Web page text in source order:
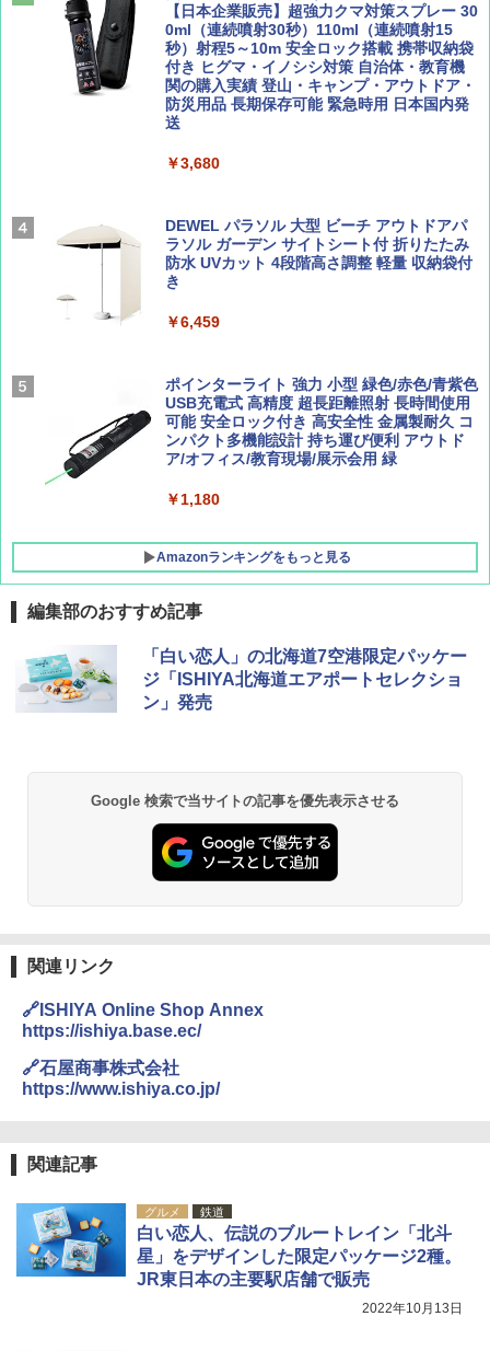
￥1,540
AIRLINE（エアライン）2026年9月号【特
BE-PAL(ビ-パル) 2026年 9 月号【特別付録:
SOTO ミニマル"旅"財布 ランダム2種】
￥1,500
ァキア 2026～2027 地球の歩き方A ヨーロッ
パ
￥2,277
地球の歩き方 スター・ウォーズ
￥2,695
新しい日本地理 地図・統計・移動から読み
解く (講談社現代新書)
￥1,540
￥4,980
ENDLESS BASE 《めざましテレビで紹介》
テント ワンタッチ RENEW 幅200 2-3人用 43
500002(88859)
広げるだけ パッとサッとテント ブラックコ
ーティング フルクローズ メッシュ 3-4人用
簡単設置 ポップアップテント エクルベージ
ュ(BC仕様) PATC-150B(EB)
￥8,991
Coleman(コールマン) ツーリングドーム/LD
X 2人用 3人用 キャンプ アウトドア フェス
収納 コンパクト 簡単設営 カンガルーテント
ソロキャンプ ソロテント
【日本企業販売】超強力クマ対策スプレー 30
0ml（連続噴射30秒）110ml（連続噴射15
秒）射程5～10m 安全ロック搭載 携帯収納袋
付き ヒグマ・イノシシ対策 自治体・教育機
関の購入実績 登山・キャンプ・アウトドア・
防災用品 長期保存可能 緊急時用 日本国内発
送
￥3,680
DEWEL パラソル 大型 ビーチ アウトドアパ
ラソル ガーデン サイトシート付 折りたたみ
防水 UVカット 4段階高さ調整 軽量 収納袋付
き
￥6,459
ポインターライト 強力 小型 緑色/赤色/青紫色
USB充電式 高精度 超長距離照射 長時間使用
可能 安全ロック付き 高安全性 金属製耐久 コ
ンパクト多機能設計 持ち運び便利 アウトド
ア/オフィス/教育現場/展示会用 緑
￥1,180
Amazonランキングをもっと見る
編集部のおすすめ記事
「白い恋人」の北海道7空港限定パッケー
ジ「ISHIYA北海道エアポートセレクショ
ン」発売
Google 検索で当サイトの記事を優先表示させる
関連リンク
🔗ISHIYA Online Shop Annex
https://ishiya.base.ec/
🔗石屋商事株式会社
https://www.ishiya.co.jp/
関連記事
グルメ 鉄道
白い恋人、伝説のブルートレイン「北斗
星」をデザインした限定パッケージ2種。
JR東日本の主要駅店舗で販売
2022年10月13日